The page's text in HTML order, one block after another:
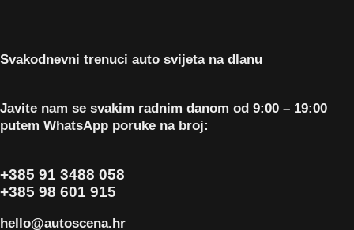
Svakodnevni trenuci auto svijeta na dlanu
Javite nam se svakim radnim danom od 9:00 – 19:00
putem WhatsApp poruke na broj:
+385 91 3488 058
+385 98 601 915
hello@autoscena.hr